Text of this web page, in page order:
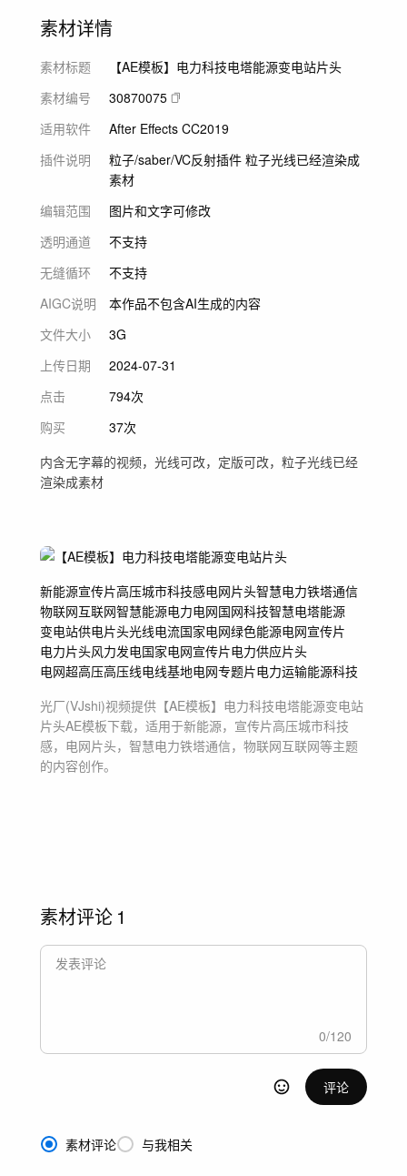
素材详情
素材标题
【AE模板】电力科技电塔能源变电站片头
素材编号
30870075
适用软件
After Effects CC2019
插件说明
粒子/saber/VC反射插件 粒子光线已经渲染成
素材
编辑范围
图片和文字可修改
透明通道
不支持
无缝循环
不支持
AIGC说明
本作品不包含AI生成的内容
文件大小
3G
上传日期
2024-07-31
点击
794次
购买
37次
内含无字幕的视频，光线可改，定版可改，粒子光线已经
渲染成素材
新能源宣传片高压城市科技感电网片头智慧电力铁塔通信
物联网互联网智慧能源电力电网国网科技智慧电塔能源
变电站供电片头光线电流国家电网绿色能源电网宣传片
电力片头风力发电国家电网宣传片电力供应片头
电网超高压高压线电线基地电网专题片电力运输能源科技
光厂(VJshi)视频提供 【AE模板】电力科技电塔能源变电站
片头AE模板下载，适用于新能源，宣传片高压城市科技
感，电网片头，智慧电力铁塔通信，物联网互联网等主题
的内容创作。
素材评论 1
0/120
评论
素材评论 与我相关